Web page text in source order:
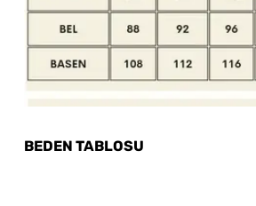
BEDEN TABLOSU